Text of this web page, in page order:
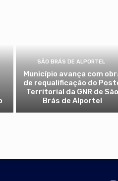
SÃO BRÁS DE ALPORTEL
Município avança com
de requalificação do
Territorial da GNR de São
Brás de Alportel